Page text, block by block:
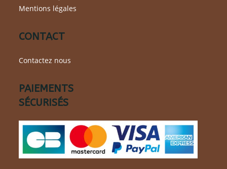
Mentions légales
CONTACT
Contactez nous
PAIEMENTS
SÉCURISÉS